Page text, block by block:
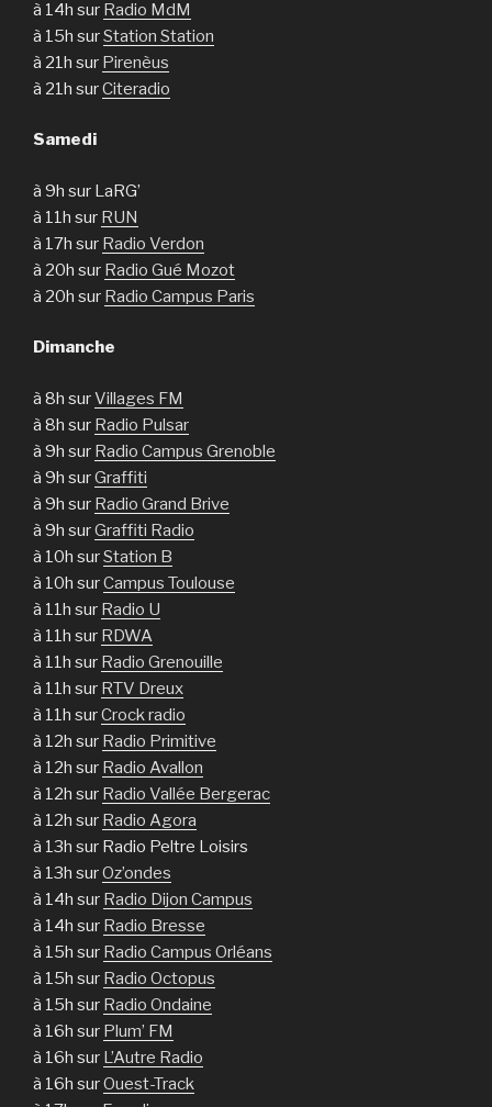
à 14h sur Radio MdM
à 15h surStation Station
à 21h sur Pirenèus
à 21h surCiteradio
Samedi
à 9h sur LaRG’
à 11h sur RUN
à 17h sur Radio Verdon
à 20h sur Radio Gué Mozot
à 20h sur Radio Campus Paris
Dimanche
à 8h surVillages FM
à 8h sur Radio Pulsar
à 9h sur Radio Campus Grenoble
à 9h surGraffiti
à 9h sur Radio Grand Brive
à 9h surGraffiti Radio
à 10h surStation B
à 10h surCampus Toulouse
à 11h sur Radio U
à 11h sur RDWA
à 11h sur Radio Grenouille
à 11h sur RTV Dreux
à 11h surCrock radio
à 12h sur Radio Primitive
à 12h sur Radio Avallon
à 12h sur Radio Vallée Bergerac
à 12h sur Radio Agora
à 13h sur Radio Peltre Loisirs
à 13h surOz’ondes
à 14h sur Radio Dijon Campus
à 14h sur Radio Bresse
à 15h sur Radio Campus Orléans
à 15h sur Radio Octopus
à 15h sur Radio Ondaine
à 16h sur Plum’ FM
à 16h sur L’Autre Radio
à 16h surOuest-Track